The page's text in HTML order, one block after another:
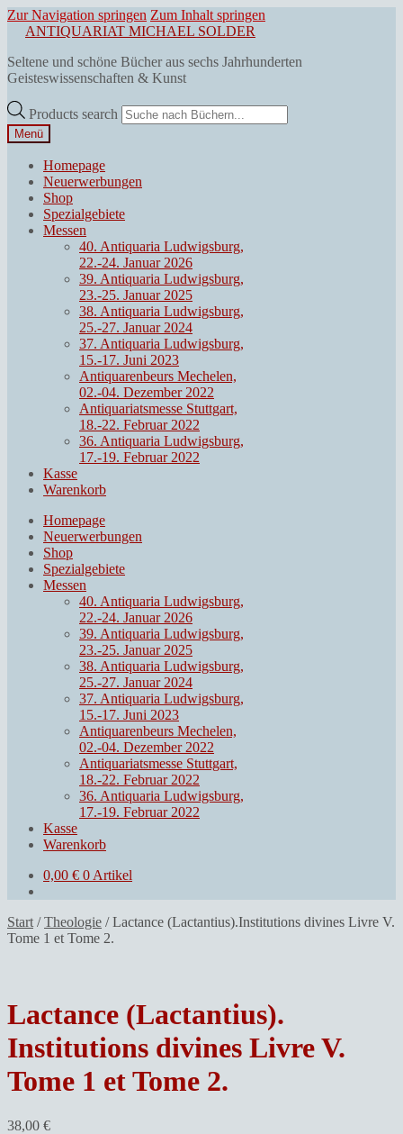
Zur Navigation springen Zum Inhalt springen
ANTIQUARIAT MICHAEL SOLDER
Seltene und schöne Bücher aus sechs Jahrhunderten
Geisteswissenschaften & Kunst
Products search
Menü
Homepage
Neuerwerbungen
Shop
Spezialgebiete
Messen
40. Antiquaria Ludwigsburg,
22.-24. Januar 2026
39. Antiquaria Ludwigsburg,
23.-25. Januar 2025
38. Antiquaria Ludwigsburg,
25.-27. Januar 2024
37. Antiquaria Ludwigsburg,
15.-17. Juni 2023
Antiquarenbeurs Mechelen,
02.-04. Dezember 2022
Antiquariatsmesse Stuttgart,
18.-22. Februar 2022
36. Antiquaria Ludwigsburg,
17.-19. Februar 2022
Kasse
Warenkorb
Homepage
Neuerwerbungen
Shop
Spezialgebiete
Messen
40. Antiquaria Ludwigsburg,
22.-24. Januar 2026
39. Antiquaria Ludwigsburg,
23.-25. Januar 2025
38. Antiquaria Ludwigsburg,
25.-27. Januar 2024
37. Antiquaria Ludwigsburg,
15.-17. Juni 2023
Antiquarenbeurs Mechelen,
02.-04. Dezember 2022
Antiquariatsmesse Stuttgart,
18.-22. Februar 2022
36. Antiquaria Ludwigsburg,
17.-19. Februar 2022
Kasse
Warenkorb
0,00 € 0 Artikel
Start /Theologie /Lactance (Lactantius).Institutions divines Livre V.
Tome 1 et Tome 2.
Lactance (Lactantius).
Institutions divines Livre V.
Tome 1 et Tome 2.
38,00 €